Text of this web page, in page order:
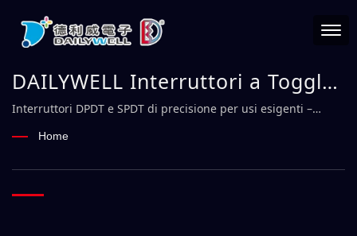
DAILYWELL Interruttori a Toggle
| Fabbricante di Interruttori
Elettromeccanici Affidabili –
DAILYWELL
Interruttori DPDT e SPDT di precisione per usi esigenti –
Home